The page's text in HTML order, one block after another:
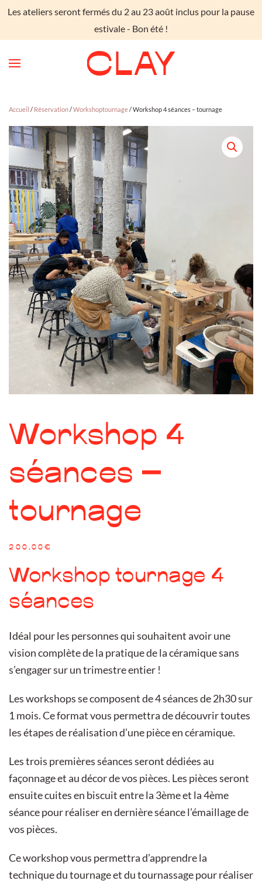
Les ateliers seront fermés du 2 au 23 août inclus pour la pause
estivale - Bon été !
Skip to main content
Accueil / Réservation/Workshoptournage/ Workshop 4 séances – tournage
Workshop 4
séances –
tournage
200,00 €
Workshop tournage 4
séances
Idéal pour les personnes qui souhaitent avoir une
vision complète de la pratique de la céramique sans
s’engager sur un trimestre entier !
Les workshops se composent de 4 séances de 2h30 sur
1 mois. Ce format vous permettra de découvrir toutes
les étapes de réalisation d’une pièce en céramique.
Les trois premières séances seront dédiées au
façonnage et au décor de vos pièces. Les pièces seront
ensuite cuites en biscuit entre la 3ème et la 4ème
séance pour réaliser en dernière séance l’émaillage de
vos pièces.
Ce workshop vous permettra d’apprendre la
technique du tournage et du tournassage pour réaliser